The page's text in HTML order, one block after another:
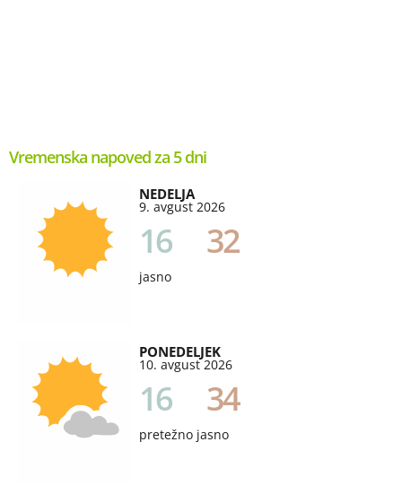
Vremenska napoved za 5 dni
NEDELJA
9. avgust 2026
16 32
jasno
PONEDELJEK
10. avgust 2026
16 34
pretežno jasno